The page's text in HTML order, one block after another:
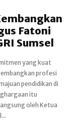
Fatoni
Sumsel